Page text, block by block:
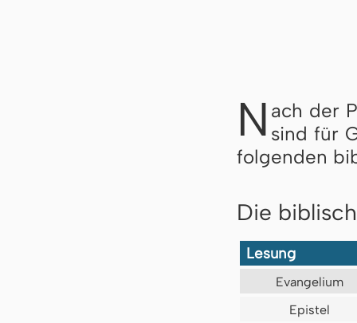
N ach der
sind für
folgenden
Die
Lesung
Evangelium
Epistel